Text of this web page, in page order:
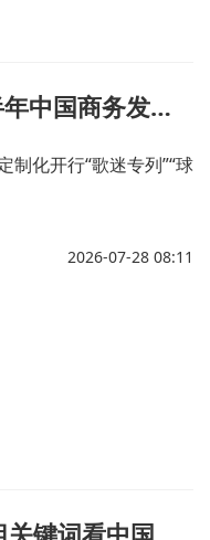
近4800家、历史新高！数读2026上半年中国商务发展亮眼 “成绩单”！
化开行“歌迷专列”“球
2026-07-28 08:11